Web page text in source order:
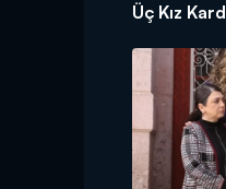
Üç Kız